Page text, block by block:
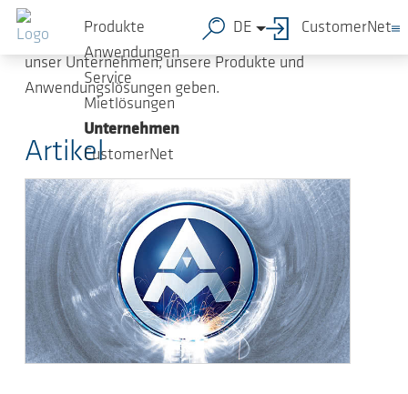
Zum Hauptinhalt springen
Produkte
Anwendungen
Service
Mietlösungen
Unternehmen
CustomerNet
DE CustomerNet
Mit der Kundenzeitung „AERZEN com.press“
möchten wir Ihnen umfassende Informationen über
unser Unternehmen, unsere Produkte und
Anwendungslösungen geben.
Artikel